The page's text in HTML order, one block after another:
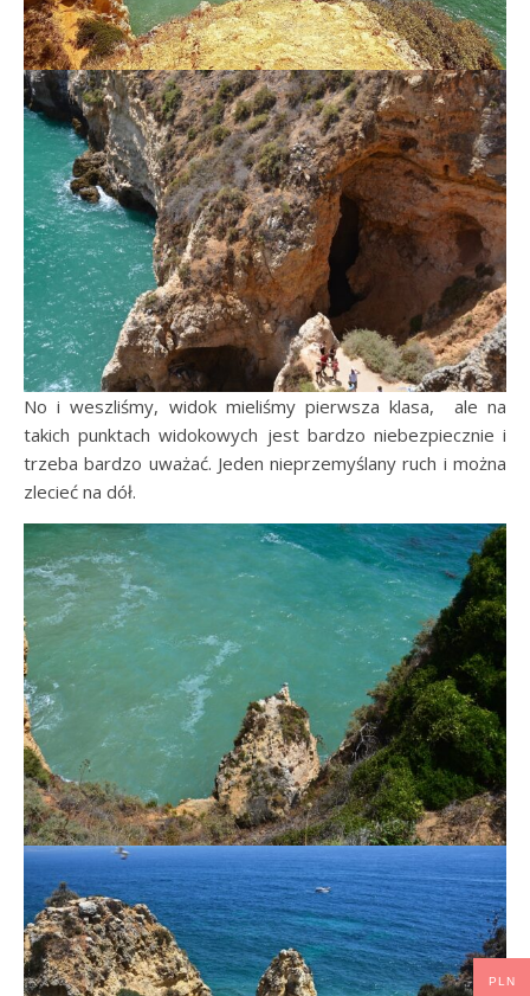
No i weszliśmy, widok mieliśmy pierwsza klasa, ale na
takich punktach widokowych jest bardzo niebezpiecznie i
trzeba bardzo uważać. Jeden nieprzemyślany ruch i można
zlecieć na dół.
PLN